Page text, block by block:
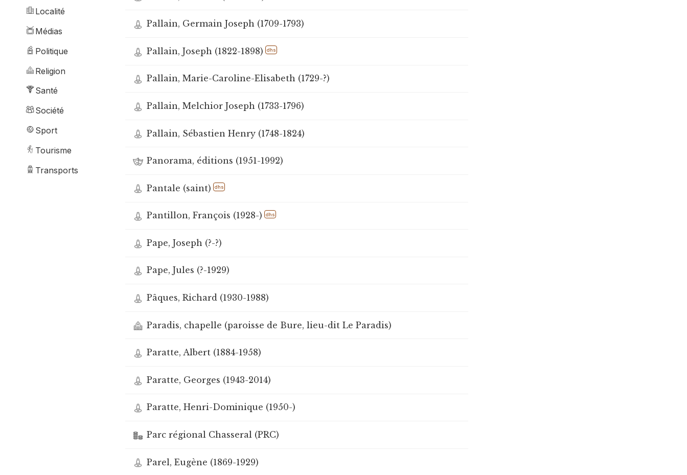
Localité
Médias
Politique
Religion
Santé
Société
Sport
Tourisme
Transports
Pallain, Germain Joseph (1709-1793)
Pallain, Joseph (1822-1898) dhs
Pallain, Marie-Caroline-Elisabeth (1729-?)
Pallain, Melchior Joseph (1733-1796)
Pallain, Sébastien Henry (1748-1824)
Panorama, éditions (1951-1992)
Pantale (saint) dhs
Pantillon, François (1928-) dhs
Pape, Joseph (?-?)
Pape, Jules (?-1929)
Pâques, Richard (1930-1988)
Paradis, chapelle (paroisse de Bure, lieu-dit Le Paradis)
Paratte, Albert (1884-1958)
Paratte, Georges (1943-2014)
Paratte, Henri-Dominique (1950-)
Parc régional Chasseral (PRC)
Parel, Eugène (1869-1929)